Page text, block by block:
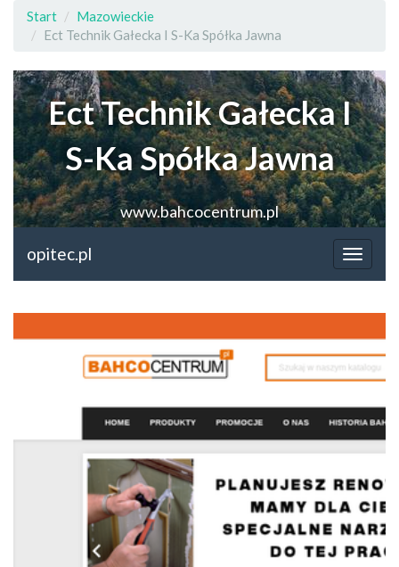
Start
Mazowieckie
Ect Technik Gałecka I S-Ka Spółka Jawna
Ect Technik Gałecka I
S-Ka Spółka Jawna
www.bahcocentrum.pl
opitec.pl